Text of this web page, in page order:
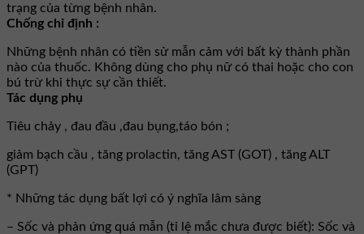
trạng của từng bệnh nhân.
Chống chỉ định :
Những bệnh nhân có tiền sử mẫn cảm với bất kỳ thành phần
nào của thuốc. Không dùng cho phụ nữ có thai hoặc cho con
bú trừ khi thực sự cần thiết.
Tác dụng phụ
Tiêu chảy , đau đầu ,đau bụng,táo bón ;
giảm bạch cầu , tăng prolactin, tăng AST (GOT) , tăng ALT
(GPT)
* Những tác dụng bất lợi có ý nghĩa lâm sàng
– Sốc và phản ứng quá mẫn (tỉ lệ mắc chưa được biết): Sốc và